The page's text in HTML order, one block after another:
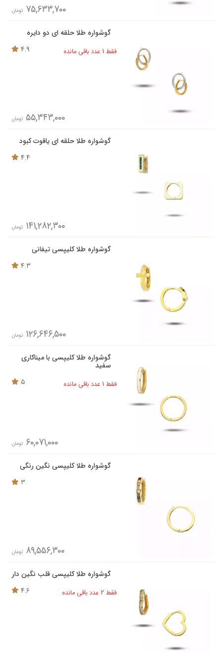
75,633,700 تومان
گوشواره طلا حلقه ای دو دایره
فقط 1 عدد باقی مانده
4.9
55,343,000 تومان
گوشواره طلا حلقه ای یاقوت کبود
4.4
141,282,300 تومان
گوشواره طلا کلیپسی تیفانی
4.3
126,646,500 تومان
گوشواره طلا کلیپسی با میناکاری
سفید
فقط 1 عدد باقی مانده
5
60,071,000 تومان
گوشواره طلا کلیپسی نگین رنگی
3
89,556,300 تومان
گوشواره طلا کلیپسی قلب نگین دار
فقط 2 عدد باقی مانده
4.6